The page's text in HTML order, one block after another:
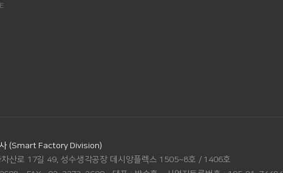
(Smart Factory Division)
차산로 17길 49, 성수생각공장 데시앙플렉스 1505~8호 / 1406호